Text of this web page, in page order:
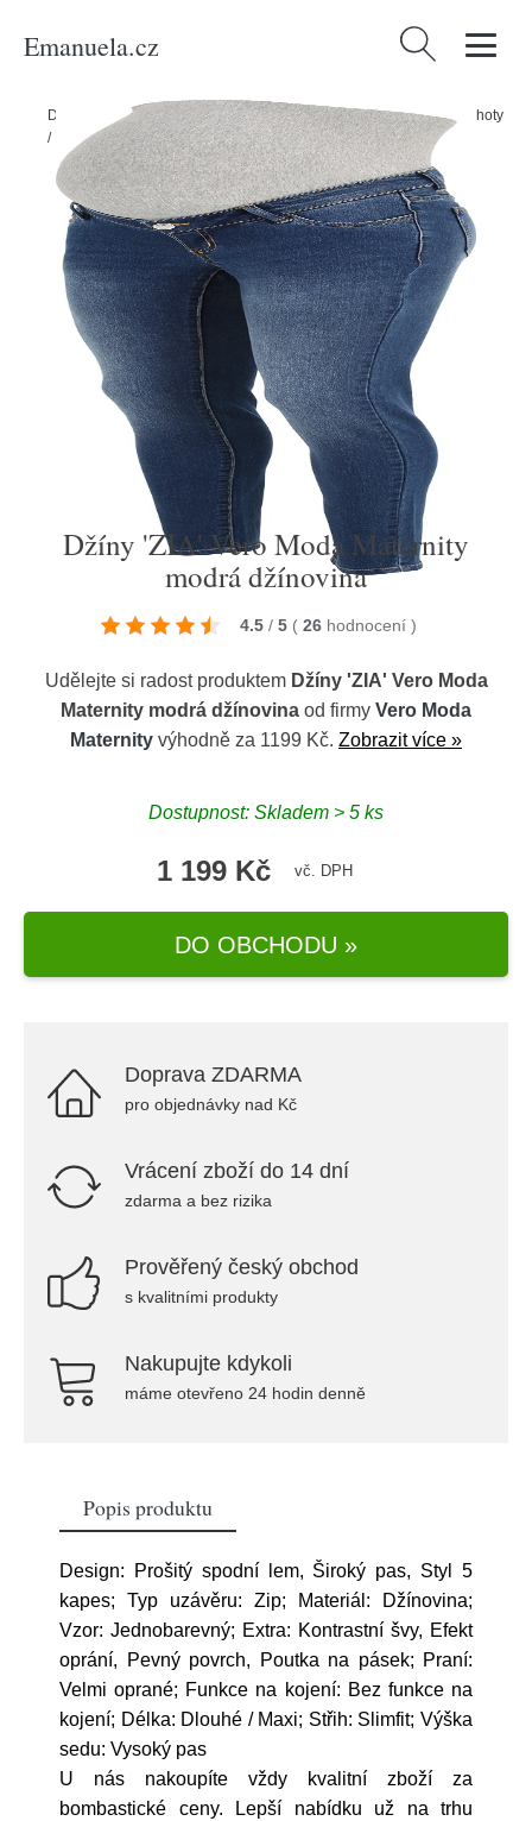
Emanuela.cz Vyhledávání
Domů Produkty /Ženy /Oblečení/Těhotenská móda/Džíny & kalhoty
/
Džíny 'ZIA' Vero Moda Maternity modrá džínovina
Džíny 'ZIA' Vero Moda Maternity
modrá džínovina
4.5 / 5 ( 26 hodnocení )
Udělejte si radost produktem Džíny 'ZIA' Vero Moda
Maternity modrá džínovina od firmy Vero Moda
Maternity výhodně za 1199 Kč. Zobrazit více »
Dostupnost: Skladem > 5 ks
1 199 Kč vč. DPH
DO OBCHODU »
Doprava ZDARMA
pro objednávky nad Kč
Vrácení zboží do 14 dní
zdarma a bez rizika
Prověřený český obchod
s kvalitními produkty
Nakupujte kdykoli
máme otevřeno 24 hodin denně
Popis produktu
Design: Prošitý spodní lem, Široký pas, Styl 5
kapes; Typ uzávěru: Zip; Materiál: Džínovina;
Vzor: Jednobarevný; Extra: Kontrastní švy, Efekt
oprání, Pevný povrch, Poutka na pásek; Praní:
Velmi oprané; Funkce na kojení: Bez funkce na
kojení; Délka: Dlouhé / Maxi; Střih: Slimfit; Výška
sedu: Vysoký pas
U nás nakoupíte vždy kvalitní zboží za
bombastické ceny. Lepší nabídku už na trhu